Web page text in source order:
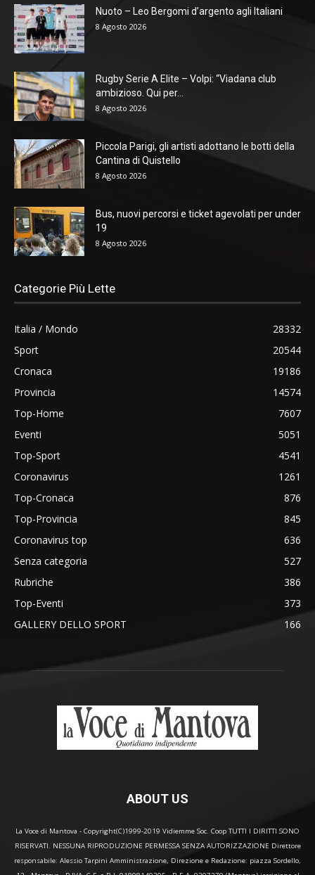
Nuoto – Leo Bergomi d’argento agli Italiani
8 Agosto 2026
Rugby Serie A Elite – Volpi: “Viadana club
ambizioso. Qui per...
8 Agosto 2026
Piccola Parigi, gli artisti adottano le botti della
Cantina di Quistello
8 Agosto 2026
Bus, nuovi percorsi e ticket agevolati per under
19
8 Agosto 2026
Categorie Più Lette
Italia / Mondo
28332
Sport
20544
Cronaca
19186
Provincia
14574
Top-Home
7607
Eventi
5051
Top-Sport
4541
Coronavirus
1261
Top-Cronaca
876
Top-Provincia
845
Coronavirus top
636
Senza categoria
527
Rubriche
386
Top-Eventi
373
GALLERY DELLO SPORT
166
ABOUT US
La Voce di Mantova - Copyright(C)1999-2019 Vidiemme Soc. Coop TUTTI I DIRITTI SONO
RISERVATI. NESSUNA RIPRODUZIONE PERMESSA SENZA AUTORIZZAZIONE Direttore
responsabile: Alessio Tarpini Amministrazione, Direzione e Redazione: piazza Sordello,